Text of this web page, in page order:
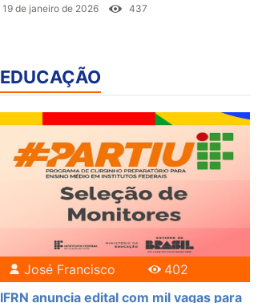
19 de janeiro de 2026 437
EDUCAÇÃO
José Francisco
402
IFRN anuncia edital com mil vagas para